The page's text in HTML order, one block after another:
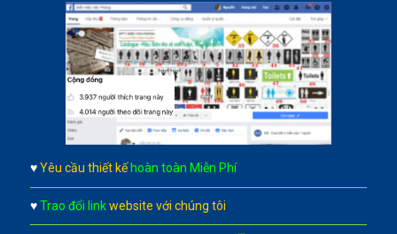
♥ Yêu cầu thiết kế hoàn toàn Miễn Phí
♥ Trao đổi link website với chúng tôi